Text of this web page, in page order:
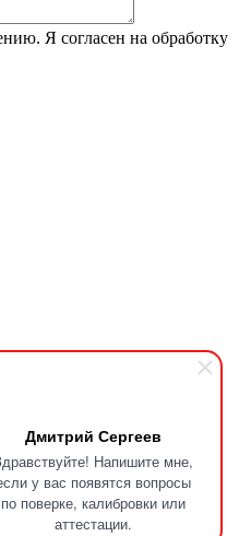
Дмитрий Сергеев
Напишите мне,
у вас появятся вопросы
по поверке, калибровки или
аттестации.
Я согласен на обработку